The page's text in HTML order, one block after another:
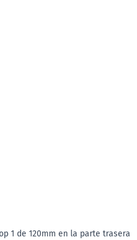
1 de 120mm en la parte trasera